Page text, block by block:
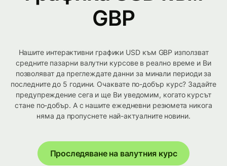
GBP
Нашите интерактивни графики USD към GBP използват
средните пазарни валутни курсове в реално време и Ви
позволяват да преглеждате данни за минали периоди за
последните до 5 години. Очаквате по-добър курс? Задайте
предупреждение сега и ще Ви уведомим, когато курсът
стане по-добър. А с нашите ежедневни резюмета никога
няма да пропуснете най-актуалните новини.
Проследяване на валутния курс